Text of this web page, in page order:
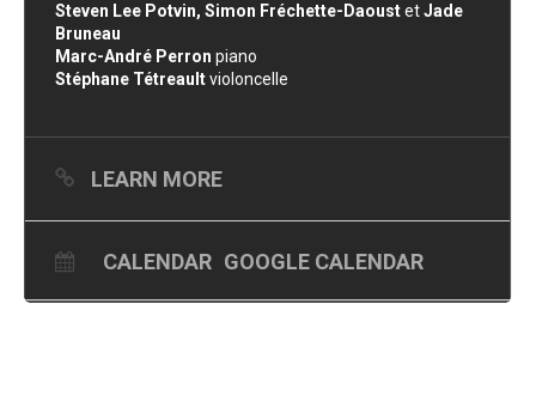
Steven Lee Potvin, Simon Fréchette-DaoustetJade
Bruneau
Marc-André Perron piano
Stéphane Tétreaultvioloncelle
LEARN MORE
CALENDAR GOOGLE CALENDAR